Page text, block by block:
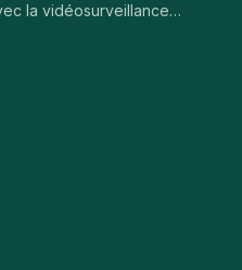
la vidéosurveillance…